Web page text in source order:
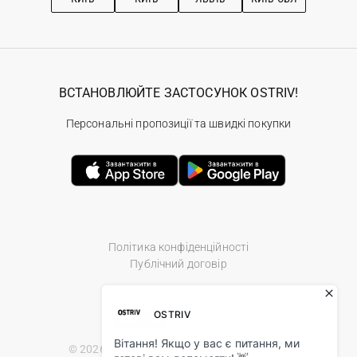
Політика конфіденційності
Публічний договір
© 2026 Ostriv.ua Store. All Rights Reserved.
ВСТАНОВЛЮЙТЕ ЗАСТОСУНОК OSTRIV!
Персональні пропозиції та швидкі покупки